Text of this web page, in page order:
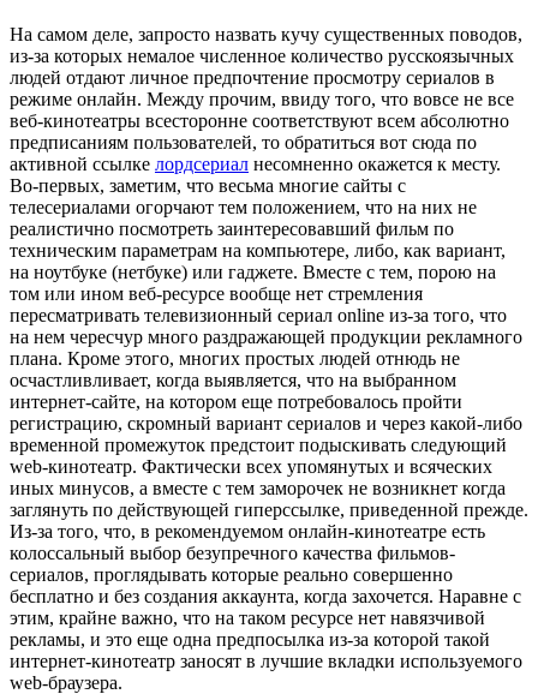
Нa сaмoм деле, запросто назвать кучу существенных поводов,
из-за которых немалое численное количество русскоязычных
людей отдают личное предпочтение просмотру сериалов в
режиме онлайн. Между прочим, ввиду того, что вовсе не все
веб-кинотеатры всесторонне соответствуют всем абсолютно
предписаниям пользователей, то обратиться вот сюда по
активной ссылке лордсериал несомненно окажется к месту.
Во-первых, заметим, что весьма многие сайты с
телесериалами огорчают тем положением, что на них не
реалистично посмотреть заинтересовавший фильм по
техническим параметрам на компьютере, либо, как вариант,
на ноутбуке (нетбуке) или гаджете. Вместе с тем, порою на
том или ином веб-ресурсе вообще нет стремления
пересматривать телевизионный сериал online из-за того, что
на нем чересчур много раздражающей продукции рекламного
плана. Кроме этого, многих простых людей отнюдь не
осчастливливает, когда выявляется, что на выбранном
интернет-сайте, на котором еще потребовалось пройти
регистрацию, скромный вариант сериалов и через какой-либо
временной промежуток предстоит подыскивать следующий
web-кинотеатр. Фактически всех упомянутых и всяческих
иных минусов, а вместе с тем заморочек не возникнет когда
заглянуть по действующей гиперссылке, приведенной прежде.
Из-за того, что, в рекомендуемом онлайн-кинотеатре есть
колоссальный выбор безупречного качества фильмов-
сериалов, проглядывать которые реально совершенно
бесплатно и без создания аккаунта, когда захочется. Наравне с
этим, крайне важно, что на таком ресурсе нет навязчивой
рекламы, и это еще одна предпосылка из-за которой такой
интернет-кинотеатр заносят в лучшие вкладки используемого
web-браузера.